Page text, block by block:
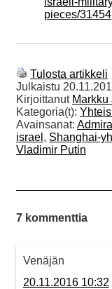
pieces/31454
Tulosta artikkeli
Julkaistu
Kirjoittanut Markku
Kategoria(t):
Avainsanat:
israel , Shanghai-
Vladimir Putin
7 kommenttia
Venäjän
20.11.2016 10:32